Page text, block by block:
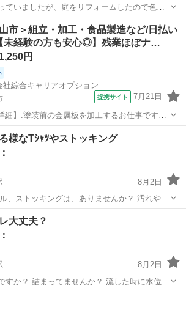
ていましたが、庭をリフォームしたので色ん
きくなってしまい、
花が終わった苗（株）でもいいので、捨てる
前に譲っていただけませんか？ ...
箕島駅 買いたい/ください
市＞組立・加工・食品製造など/日払い
未経験の方も安心◎】残業ほぼナ…
円
社綜合キャリアオプション
提携サイト 7月21日
細】:塗装前の金属板を加工するお仕事です。
機械にセットする作業・マニュアルや指示に
へ取り付ける作業・その他、 製品づくりに関
の方...
工場
様なTｼｬﾂやストッキング
8月2日
、ストッキングは、ありませんか？ 汚れや破
せん。 但し、子供用のタイツ不可(伸びない
岡駅 買いたい/ください
大丈夫？
8月2日
した時に水位が